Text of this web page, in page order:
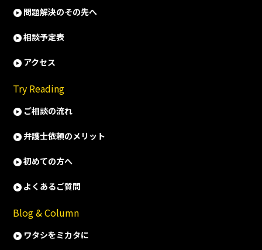
問題解決のその先へ
相談予定表
アクセス
Try Reading
ご相談の流れ
弁護士依頼のメリット
初めての方へ
よくあるご質問
Blog & Column
ワタシをミカタに